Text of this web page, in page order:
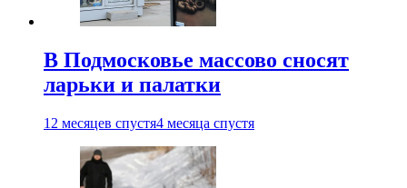
В Подмосковье массово сносят
ларьки и палатки
12 месяцев спустя4 месяца спустя